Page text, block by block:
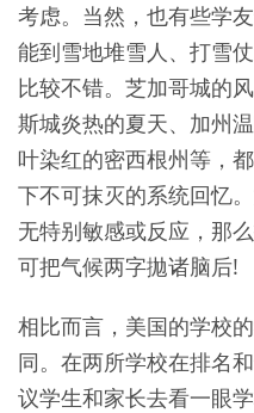
考虑。当然，也有些学
能到雪地堆雪人、打雪
比较不错。芝加哥城的
斯城炎热的夏天、加州
叶染红的密西根州等，
下不可抹灭的系统回忆
无特别敏感或反应，那
可把气候两字拋诸脑后!
相比而言，美国的学校
同。在两所学校在排名
议学生和家长去看一眼